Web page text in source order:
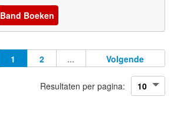
Band Boeken
1 2 ... Volgende
Resultaten per pagina: